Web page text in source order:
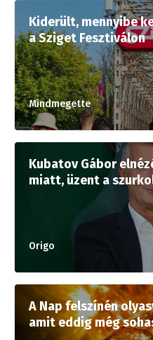
Kiderült, mennyibe
a Sziget Fesztiválon
Mindmegette
Kubatov Gábor
miatt, üzent a
Origo
A Nap felszínén
amit eddig még